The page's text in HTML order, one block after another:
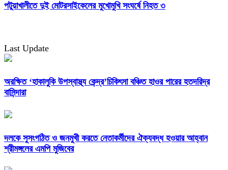
পটুয়াখালীতে দুই মোটরসাইকেলের মুখোমুখি সংঘর্ষে নিহত ৩
Last Update
অরক্ষিত ‘হাকালুকি উপস্বাস্থ্য কেন্দ্র’চিকিৎসা বঞ্চিত হাওর পারের হতদরিদ্র
বাসিন্দারা
দলকে সুসংগঠিত ও জনমুখী করতে নেতাকর্মীদের ঐক্যবদ্ধ হওয়ার আহ্বান
শ্রীমঙ্গলের এমপি মুজিবের